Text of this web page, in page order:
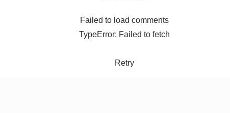
Failed to load comments
TypeError: Failed to fetch
Retry